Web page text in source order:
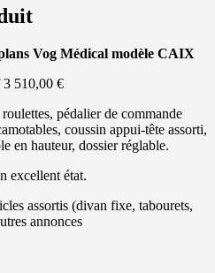
Vog Médical modèle CAIX
510,00 €
pédalier de commande
coussin appui-tête assorti,
en hauteur, dossier réglable.
excellent état.
assortis (divan fixe, tabourets,
annonces